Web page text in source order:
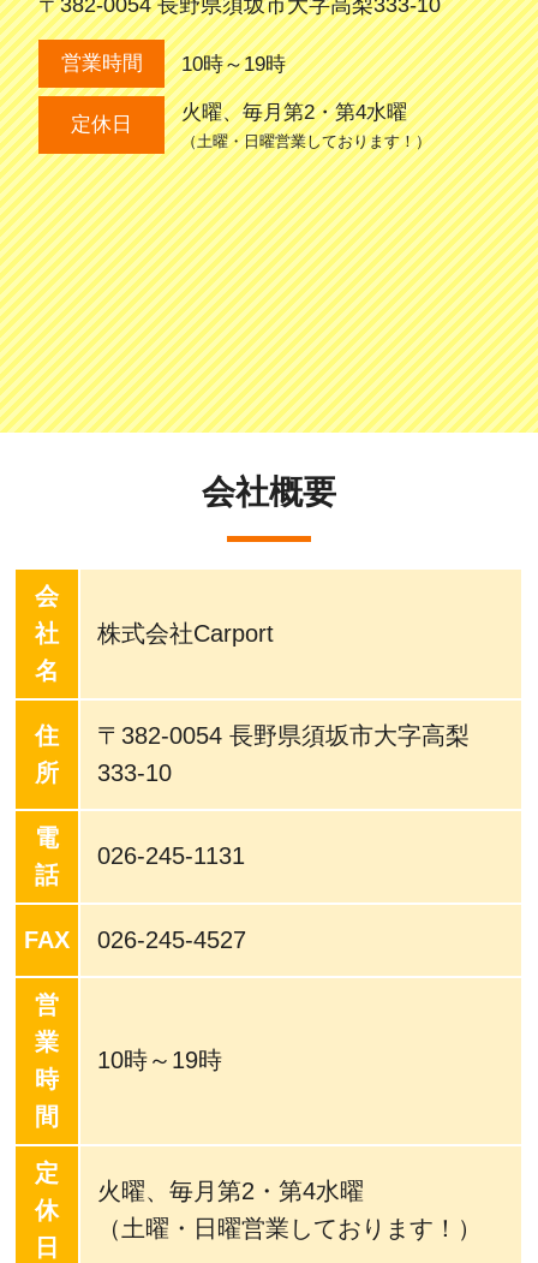
〒382-0054 長野県須坂市大字高梨333-10
営業時間 10時～19時
定休日
火曜、毎月第2・第4水曜
（土曜・日曜営業しております！）
会社概要
会
社
名
株式会社Carport
住
所
〒382-0054 長野県須坂市大字高梨
333-10
電
話
026-245-1131
FAX 026-245-4527
営
業
時
間
10時～19時
定
休
日
火曜、毎月第2・第4水曜
（土曜・日曜営業しております！）